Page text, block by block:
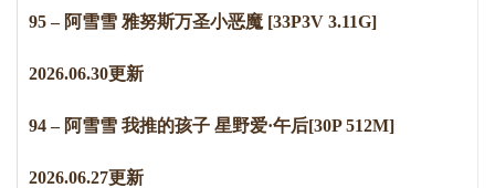
95 – 阿雪雪 雅努斯万圣小恶魔 [33P3V 3.11G]
2026.06.30更新
94 – 阿雪雪 我推的孩子 星野爱·午后[30P 512M]
2026.06.27更新